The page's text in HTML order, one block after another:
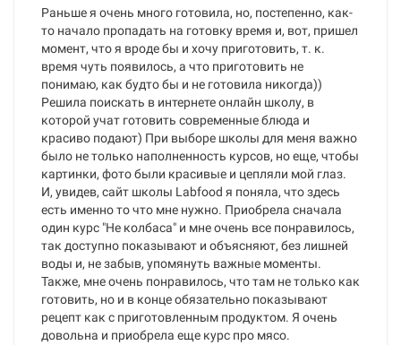
Раньше я очень много готовила, но, постепенно, как-
то начало пропадать на готовку время и, вот, пришел
момент, что я вроде бы и хочу приготовить, т. к.
время чуть появилось, а что приготовить не
понимаю, как будто бы и не готовила никогда))
Решила поискать в интернете онлайн школу, в
которой учат готовить современные блюда и
красиво подают) При выборе школы для меня важно
было не только наполненность курсов, но еще, чтобы
картинки, фото были красивые и цепляли мой глаз.
И, увидев, сайт школы Labfood я поняла, что здесь
есть именно то что мне нужно. Приобрела сначала
один курс "Не колбаса" и мне очень все понравилось,
так доступно показывают и объясняют, без лишней
воды и, не забыв, упомянуть важные моменты.
Также, мне очень понравилось, что там не только как
готовить, но и в конце обязательно показывают
рецепт как с приготовленным продуктом. Я очень
довольна и приобрела еще курс про мясо.